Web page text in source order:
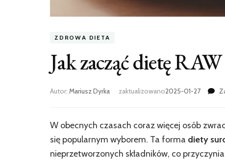
ZDROWA DIETA
Jak zacząć dietę
Autor: Mariusz Dyrka zaktualizowano2025-01-27
W obecnych czasach coraz więcej osób
się popularnym wyborem. Ta forma diety
nieprzetworzonych składników, co